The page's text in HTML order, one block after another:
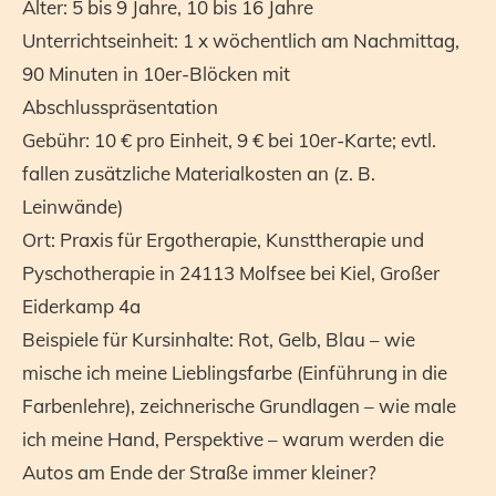
Alter: 5 bis 9 Jahre, 10 bis 16 Jahre
Unterrichtseinheit: 1 x wöchentlich am Nachmittag,
90 Minuten in 10er-Blöcken mit
Abschlusspräsentation
Gebühr: 10 € pro Einheit, 9 € bei 10er-Karte; evtl.
fallen zusätzliche Materialkosten an (z. B.
Leinwände)
Ort: Praxis für Ergotherapie, Kunsttherapie und
Pyschotherapie in 24113 Molfsee bei Kiel, Großer
Eiderkamp 4a
Beispiele für Kursinhalte: Rot, Gelb, Blau – wie
mische ich meine Lieblingsfarbe (Einführung in die
Farbenlehre), zeichnerische Grundlagen – wie male
ich meine Hand, Perspektive – warum werden die
Autos am Ende der Straße immer kleiner?